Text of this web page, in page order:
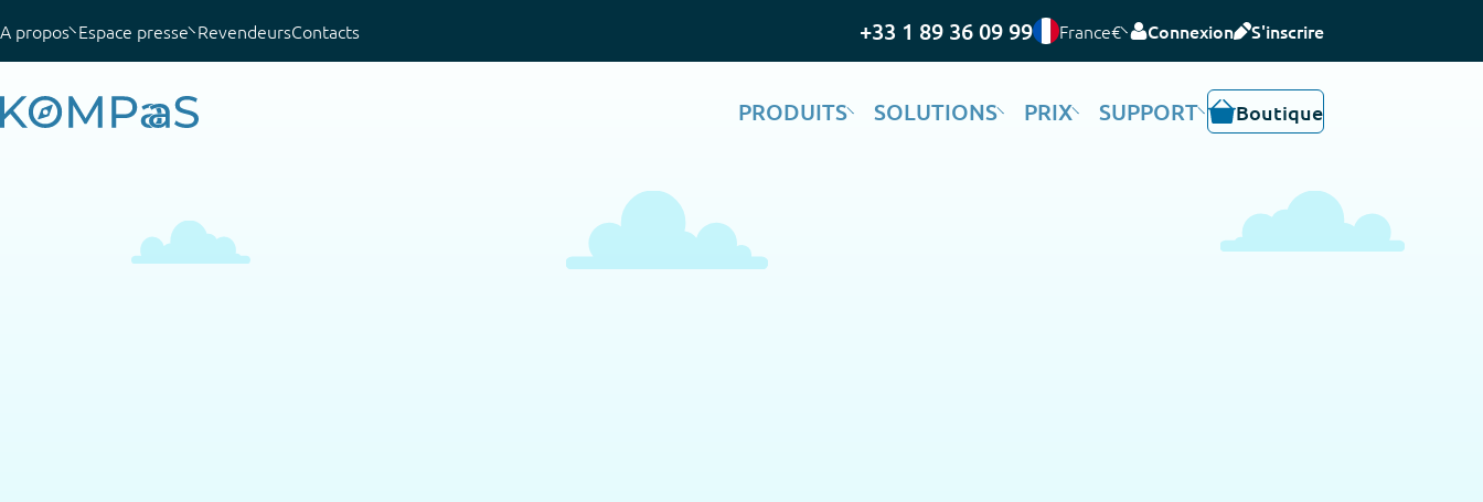
A propos Espace presse RevendeursContacts +33 1 89 36 09 99 France€ Connexion S'inscrire
PRODUITS SOLUTIONS PRIX SUPPORT Boutique